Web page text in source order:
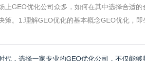
上GEO优化公司众多，如何在其中选择合适
策。1.理解GEO优化的基本概念GEO优化，
代，选择一家专业的GEO优化公司，不仅能